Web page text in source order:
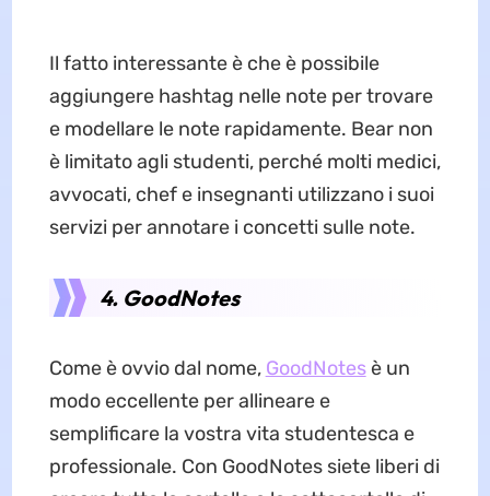
Il fatto interessante è che è possibile
aggiungere hashtag nelle note per trovare
e modellare le note rapidamente. Bear non
è limitato agli studenti, perché molti medici,
avvocati, chef e insegnanti utilizzano i suoi
servizi per annotare i concetti sulle note.
4. GoodNotes
Come è ovvio dal nome, GoodNotesè un
modo eccellente per allineare e
semplificare la vostra vita studentesca e
professionale. Con GoodNotes siete liberi di